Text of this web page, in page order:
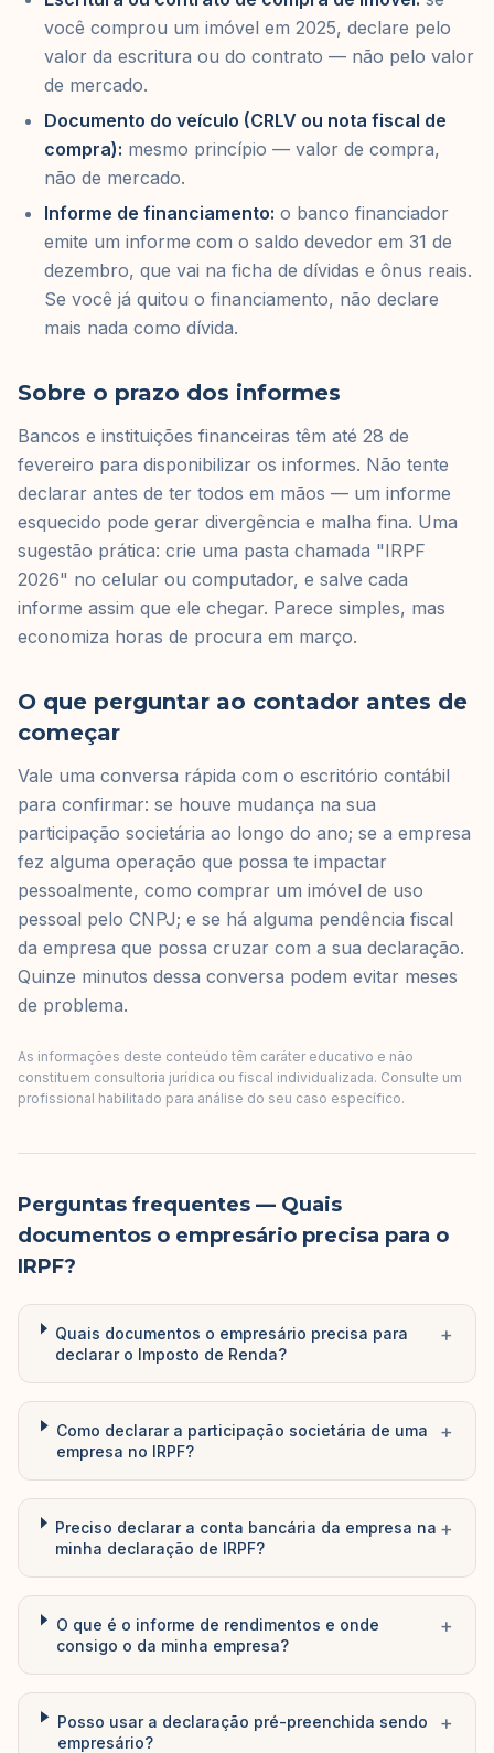
você comprou um imóvel em 2025, declare pelo
valor da escritura ou do contrato — não pelo valor
de mercado.
Documento do veículo (CRLV ou nota fiscal de
compra): mesmo princípio — valor de compra,
não de mercado.
Informe de financiamento: o banco financiador
emite um informe com o saldo devedor em 31 de
dezembro, que vai na ficha de dívidas e ônus reais.
Se você já quitou o financiamento, não declare
mais nada como dívida.
Sobre o prazo dos informes
Bancos e instituições financeiras têm até 28 de
fevereiro para disponibilizar os informes. Não tente
declarar antes de ter todos em mãos — um informe
esquecido pode gerar divergência e malha fina. Uma
sugestão prática: crie uma pasta chamada "IRPF
2026" no celular ou computador, e salve cada
informe assim que ele chegar. Parece simples, mas
economiza horas de procura em março.
O que perguntar ao contador antes de
começar
Vale uma conversa rápida com o escritório contábil
para confirmar: se houve mudança na sua
participação societária ao longo do ano; se a empresa
fez alguma operação que possa te impactar
pessoalmente, como comprar um imóvel de uso
pessoal pelo CNPJ; e se há alguma pendência fiscal
da empresa que possa cruzar com a sua declaração.
Quinze minutos dessa conversa podem evitar meses
de problema.
As informações deste conteúdo têm caráter educativo e não
constituem consultoria jurídica ou fiscal individualizada. Consulte um
profissional habilitado para análise do seu caso específico.
Perguntas frequentes — Quais
documentos o empresário precisa para o
IRPF?
Quais documentos o empresário precisa para
declarar o Imposto de Renda?
+
Como declarar a participação societária de uma
empresa no IRPF?
+
Preciso declarar a conta bancária da empresa na
minha declaração de IRPF?
+
O que é o informe de rendimentos e onde
consigo o da minha empresa?
+
Posso usar a declaração pré-preenchida sendo
empresário?
+